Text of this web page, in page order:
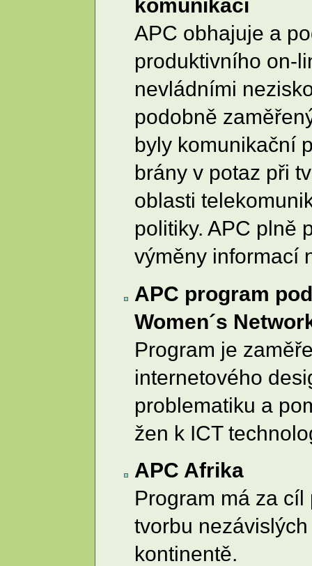
komunikaci
APC obhajuje a
produktivního on-
nevládními
podobně
byly komunikační
brány v potaz při
oblasti
politiky. APC plně
výměny informací
APC program
Women´s
Program je
internetového
problematiku a
žen k ICT
APC Afrika
Program má za
tvorbu
kontinentě.